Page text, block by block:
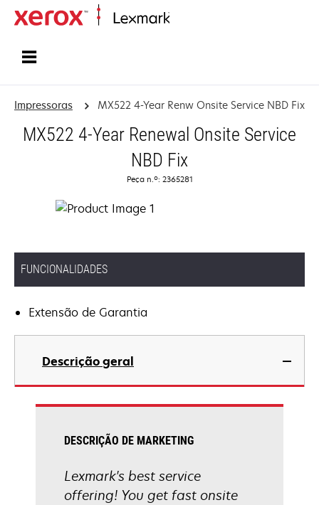
Impressoras MX522 4-Year Renw Onsite Service NBD Fix
MX522 4-Year Renewal Onsite Service
NBD Fix
Peça n.º: 2365281
FUNCIONALIDADES
Extensão de Garantia
Descrição geral
DESCRIÇÃO DE MARKETING
Lexmark's best service
offering! You get fast onsite